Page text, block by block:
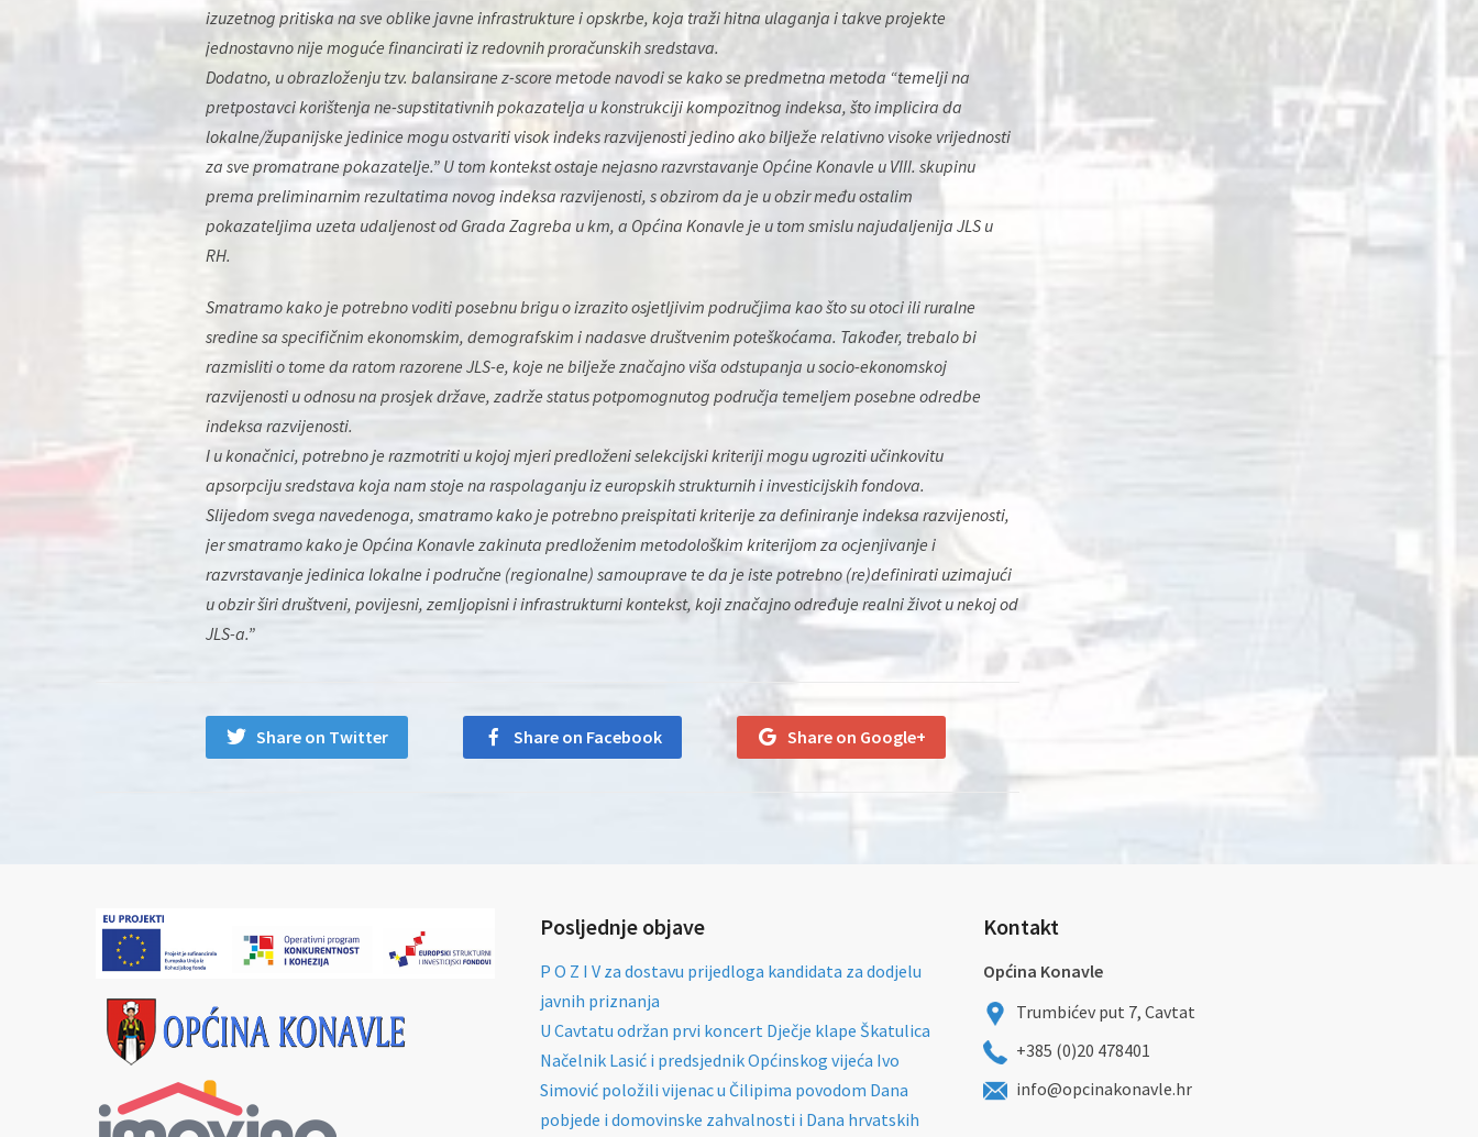
izuzetnog pritiska na sve oblike javne infrastrukture i opskrbe, koja traži hitna ulaganja i takve projekte
jednostavno nije moguće financirati iz redovnih proračunskih sredstava.
Dodatno, u obrazloženju tzv. balansirane z-score metode navodi se kako se predmetna metoda “temelji na
pretpostavci korištenja ne-supstitativnih pokazatelja u konstrukciji kompozitnog indeksa, što implicira da
lokalne/županijske jedinice mogu ostvariti visok indeks razvijenosti jedino ako bilježe relativno visoke vrijednosti
za sve promatrane pokazatelje.” U tom kontekst ostaje nejasno razvrstavanje Općine Konavle u VIII. skupinu
prema preliminarnim rezultatima novog indeksa razvijenosti, s obzirom da je u obzir među ostalim
pokazateljima uzeta udaljenost od Grada Zagreba u km, a Općina Konavle je u tom smislu najudaljenija JLS u
RH.
Smatramo kako je potrebno voditi posebnu brigu o izrazito osjetljivim područjima kao što su otoci ili ruralne
sredine sa specifičnim ekonomskim, demografskim i nadasve društvenim poteškoćama. Također, trebalo bi
razmisliti o tome da ratom razorene JLS-e, koje ne bilježe značajno viša odstupanja u socio-ekonomskoj
razvijenosti u odnosu na prosjek države, zadrže status potpomognutog područja temeljem posebne odredbe
indeksa razvijenosti.
I u konačnici, potrebno je razmotriti u kojoj mjeri predloženi selekcijski kriteriji mogu ugroziti učinkovitu
apsorpciju sredstava koja nam stoje na raspolaganju iz europskih strukturnih i investicijskih fondova.
Slijedom svega navedenoga, smatramo kako je potrebno preispitati kriterije za definiranje indeksa razvijenosti,
jer smatramo kako je Općina Konavle zakinuta predloženim metodološkim kriterijom za ocjenjivanje i
razvrstavanje jedinica lokalne i područne (regionalne) samouprave te da je iste potrebno (re)definirati uzimajući
u obzir širi društveni, povijesni, zemljopisni i infrastrukturni kontekst, koji značajno određuje realni život u nekoj od
JLS-a.”
Share on Twitter Share on Facebook Share on Google+
Posljednje objave
P O Z I V za dostavu prijedloga kandidata za dodjelu
javnih priznanja
U Cavtatu održan prvi koncert Dječje klape Škatulica
Načelnik Lasić i predsjednik Općinskog vijeća Ivo
Simović položili vijenac u Čilipima povodom Dana
pobjede i domovinske zahvalnosti i Dana hrvatskih
Kontakt
Općina Konavle
Trumbićev put 7, Cavtat
+385 (0)20 478401
info@opcinakonavle.hr